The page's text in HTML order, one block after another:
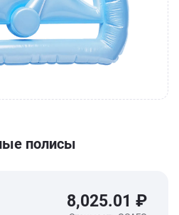
полисы
8,025.01 ₽